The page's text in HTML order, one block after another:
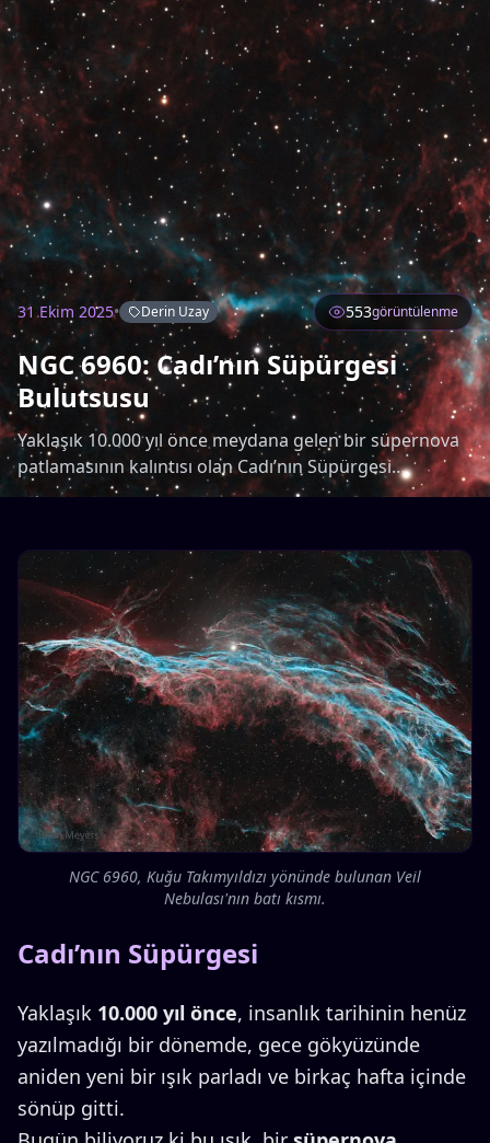
31 Ekim 2025• Derin Uzay 553görüntülenme
NGC 6960: Cadı’nın Süpürgesi
Bulutsusu
Yaklaşık 10.000 yıl önce meydana gelen bir süpernova
patlamasının kalıntısı olan Cadı’nın Süpürgesi
Bulutsusu, Kuğu Takımyıldızı yönünde büyüleyici bir
NGC 6960, Kuğu Takımyıldızı yönünde bulunan Veil
Nebulası'nın batı kısmı.
Cadı’nın Süpürgesi
Yaklaşık 10.000 yıl önce, insanlık tarihinin henüz
yazılmadığı bir dönemde, gece gökyüzünde
aniden yeni bir ışık parladı ve birkaç hafta içinde
sönüp gitti.